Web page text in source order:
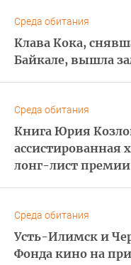
Среда обитания
Клава Кока,
Байкале, вышла
Среда обитания
Книга Юрия
ассистированная
лонг-лист
Среда обитания
Усть-Илимск и
Фонда кино на